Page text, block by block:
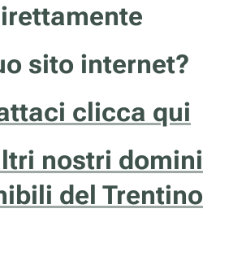
sito internet?
clicca qui
nostri domini
del Trentino